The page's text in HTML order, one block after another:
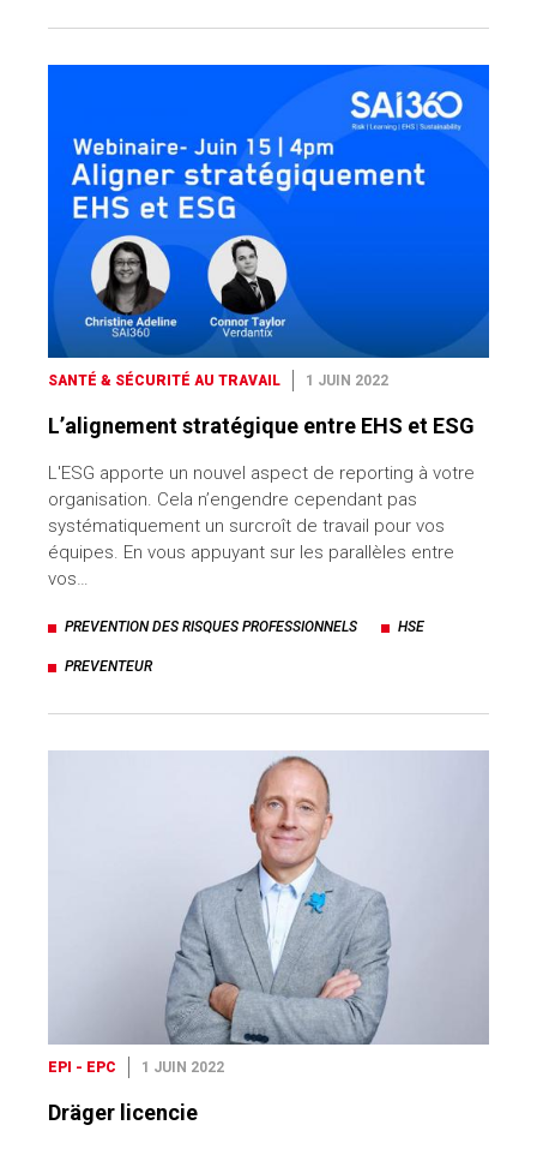
SANTÉ & SÉCURITÉ AU TRAVAIL 1 JUIN 2022
L’alignement stratégique entre EHS et ESG
L'ESG apporte un nouvel aspect de reporting à votre
organisation. Cela n’engendre cependant pas
systématiquement un surcroît de travail pour vos
équipes. En vous appuyant sur les parallèles entre
vos…
PREVENTION DES RISQUES PROFESSIONNELS HSE
PREVENTEUR
EPI - EPC 1 JUIN 2022
Dräger licencie